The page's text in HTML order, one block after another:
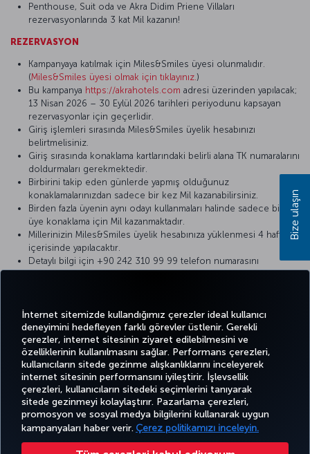
İnternet sitemizde kullandığımız çerezler ideal kullanıcı
deneyimini hedefleyen farklı görevler üstlenir. Gerekli
çerezler, internet sitesinin ziyaret edilebilmesini ve
özelliklerinin kullanılmasını sağlar. Performans çerezleri,
kullanıcıların sitede gezinme alışkanlıklarını inceleyerek
internet sitesinin performansını iyileştirir. İşlevsellik
çerezleri, kullanıcıların sitedeki seçimlerini tanıyarak
sitede gezinmeyi kolaylaştırır. Pazarlama çerezleri,
promosyon ve sosyal medya bilgilerini kullanarak uygun
kampanyaları haber verir. Çerez politikamızı inceleyin.
Penthouse, Suit oda ve Akra Didim Priene Villaları
rezervasyonlarında 3 kat Mil kazanın!
REZERVASYON
Kampanyaya katılmak için Miles&Smiles üyesi olunmalıdır.
(Miles&Smiles üyesi olmak için tıklayınız. )
Bu kampanya https://akrahotels.com adresi üzerinden yapılacak;
13 Nisan 2026 – 30 Eylül 2026 tarihleri periyodunu kapsayan
rezervasyonlar için geçerlidir.
Giriş işlemleri sırasında Miles&Smiles üyelik hesabınızı
belirtmelisiniz.
Giriş sırasında konaklama kartlarındaki belirli alana TK numaralarını
doldurmaları gerekmektedir.
Birbirini takip eden günlerde yapmış olduğunuz
konaklamalarınızdan sadece bir kez Mil kazanabilirsiniz.
Birden fazla üyenin aynı odayı kullanmaları halinde sadece bir
üye konaklama için Mil kazanmaktadır.
Millerinizin Miles&Smiles üyelik hesabınıza yüklenmesi 4 hafta
içerisinde yapılacaktır.
Detaylı bilgi için +90 242 310 99 99 telefon numarasını
TwitterFacebook
Instagram
YoutubeLinkedIn
TiktokBlogPinterest
BİLET
AL VE
YÖNET
DENEYİM
FIRSATLAR
VE UÇUŞ
NOKTALARI
YARDIM MILES&SMILES
Bize ulaşın